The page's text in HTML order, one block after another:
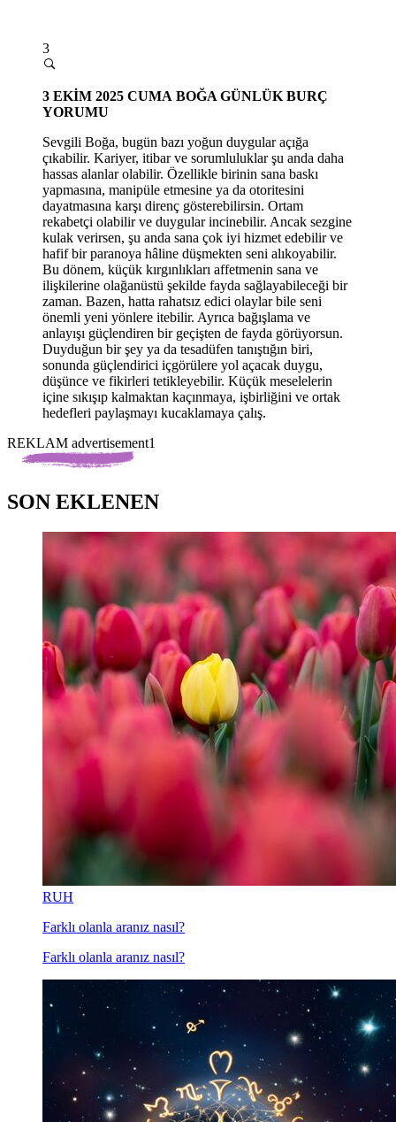
3
3 EKİM 2025 CUMA BOĞA GÜNLÜK BURÇ
YORUMU
Sevgili Boğa, bugün bazı yoğun duygular açığa
çıkabilir. Kariyer, itibar ve sorumluluklar şu anda daha
hassas alanlar olabilir. Özellikle birinin sana baskı
yapmasına, manipüle etmesine ya da otoritesini
dayatmasına karşı direnç gösterebilirsin. Ortam
rekabetçi olabilir ve duygular incinebilir. Ancak sezgine
kulak verirsen, şu anda sana çok iyi hizmet edebilir ve
hafif bir paranoya hâline düşmekten seni alıkoyabilir.
Bu dönem, küçük kırgınlıkları affetmenin sana ve
ilişkilerine olağanüstü şekilde fayda sağlayabileceği bir
zaman. Bazen, hatta rahatsız edici olaylar bile seni
önemli yeni yönlere itebilir. Ayrıca bağışlama ve
anlayışı güçlendiren bir geçişten de fayda görüyorsun.
Duyduğun bir şey ya da tesadüfen tanıştığın biri,
sonunda güçlendirici içgörülere yol açacak duygu,
düşünce ve fikirleri tetikleyebilir. Küçük meselelerin
içine sıkışıp kalmaktan kaçınmaya, işbirliğini ve ortak
hedefleri paylaşmayı kucaklamaya çalış.
REKLAM advertisement1
SON EKLENEN
RUH
Farklı olanla aranız nasıl?
Farklı olanla aranız nasıl?